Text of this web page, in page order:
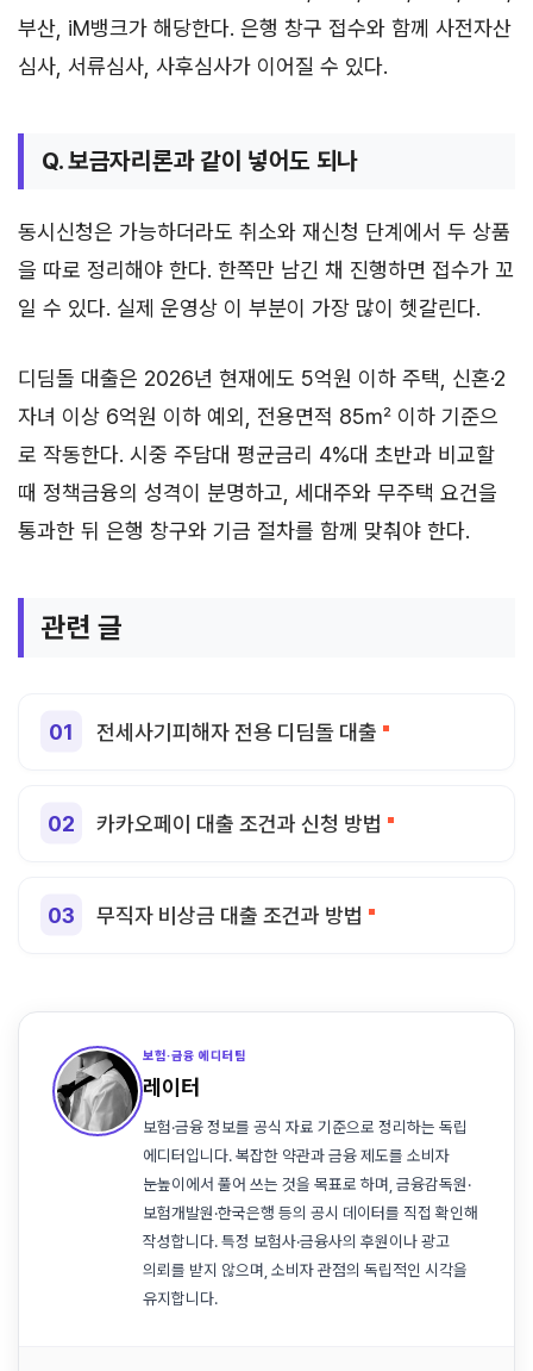
부산, iM뱅크가 해당한다. 은행 창구 접수와 함께 사전자산
심사, 서류심사, 사후심사가 이어질 수 있다.
Q. 보금자리론과 같이 넣어도 되나
동시신청은 가능하더라도 취소와 재신청 단계에서 두 상품
을 따로 정리해야 한다. 한쪽만 남긴 채 진행하면 접수가 꼬
일 수 있다. 실제 운영상 이 부분이 가장 많이 헷갈린다.
디딤돌 대출은 2026년 현재에도 5억원 이하 주택, 신혼·2
자녀 이상 6억원 이하 예외, 전용면적 85㎡ 이하 기준으
로 작동한다. 시중 주담대 평균금리 4%대 초반과 비교할
때 정책금융의 성격이 분명하고, 세대주와 무주택 요건을
통과한 뒤 은행 창구와 기금 절차를 함께 맞춰야 한다.
관련 글
전세사기피해자 전용 디딤돌 대출
카카오페이 대출 조건과 신청 방법
무직자 비상금 대출 조건과 방법
보험·금융 에디터팀
레이터
보험·금융 정보를 공식 자료 기준으로 정리하는 독립
에디터입니다. 복잡한 약관과 금융 제도를 소비자
눈높이에서 풀어 쓰는 것을 목표로 하며, 금융감독원·
보험개발원·한국은행 등의 공시 데이터를 직접 확인해
작성합니다. 특정 보험사·금융사의 후원이나 광고
의뢰를 받지 않으며, 소비자 관점의 독립적인 시각을
유지합니다.